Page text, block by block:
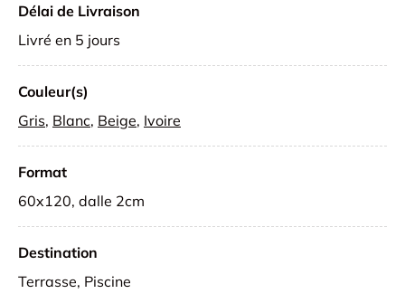
Délai de Livraison
Livré en 5 jours
Couleur(s)
Gris, Blanc, Beige, Ivoire
Format
60x120, dalle 2cm
Destination
Terrasse, Piscine